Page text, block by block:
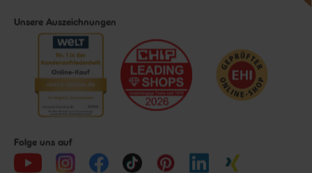
Unsere Auszeichnungen
Folge uns auf